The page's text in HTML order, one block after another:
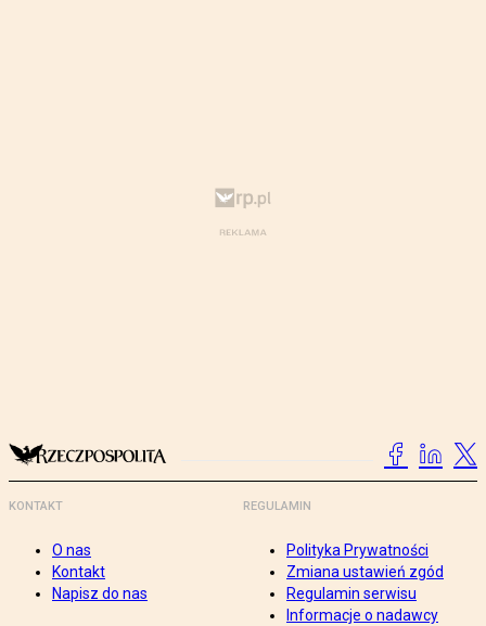
KONTAKT
O nas
Kontakt
Napisz do nas
REGULAMIN
Polityka Prywatności
Zmiana ustawień zgód
Regulamin serwisu
Informacje o nadawcy